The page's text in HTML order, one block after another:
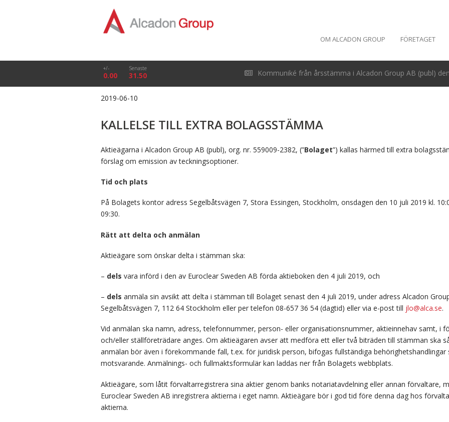
OM ALCADON GROUP FÖRETAGET
+/-
0.00
Senaste
31.50 Kommuniké från årsstämma i Alcadon Group AB (publ)
2019-06-10
KALLELSE TILL EXTRA BOLAGSSTÄMMA
Aktieägarna i Alcadon Group AB (publ), org. nr. 559009-2382, (”Bolaget”) kallas härmed till extra
förslag om emission av teckningsoptioner.
Tid och plats
På Bolagets kontor adress Segelbåtsvägen 7, Stora Essingen, Stockholm, onsdagen den 10 juli 2019 kl.
09:30.
Rätt att delta och anmälan
Aktieägare som önskar delta i stämman ska:
– dels vara införd i den av Euroclear Sweden AB förda aktieboken den 4 juli 2019, och
– dels anmäla sin avsikt att delta i stämman till Bolaget senast den 4 juli 2019, under adress Alcadon
Segelbåtsvägen 7, 112 64 Stockholm eller per telefon 08-657 36 54 (dagtid) eller via e-post till jlo@alca.se.
Vid anmälan ska namn, adress, telefonnummer, person- eller organisationsnummer, aktieinnehav samt, i
och/eller ställföreträdare anges. Om aktieägaren avser att medföra ett eller två biträden till stämman ska
anmälan bör även i förekommande fall, t.ex. för juridisk person, bifogas fullständiga behörighetshandlingar
motsvarande. Anmälnings- och fullmaktsformulär kan laddas ner från Bolagets webbplats.
Aktieägare, som låtit förvaltarregistrera sina aktier genom banks notariatavdelning eller annan förvaltare,
Euroclear Sweden AB inregistrera aktierna i eget namn. Aktieägare bör i god tid före denna dag hos
aktierna.